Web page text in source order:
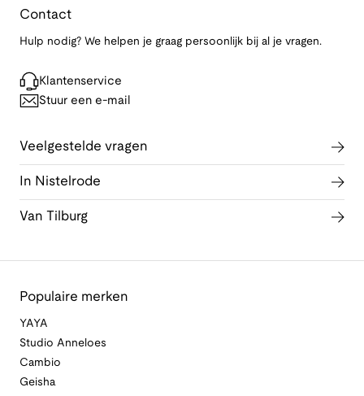
Contact
Hulp nodig? We helpen je graag persoonlijk bij al je vragen.
Klantenservice
Stuur een e-mail
Veelgestelde vragen
In Nistelrode
Van Tilburg
Populaire merken
YAYA
Studio Anneloes
Cambio
Geisha